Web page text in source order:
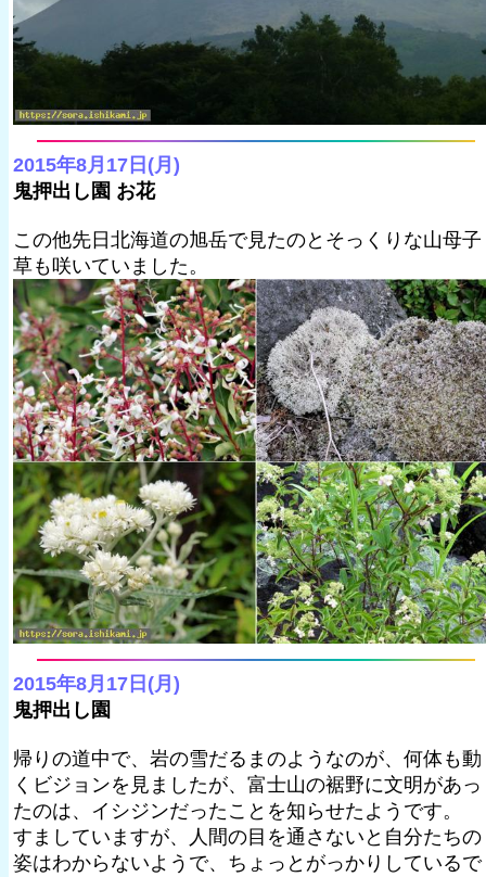
2015年8月17日(月)
鬼押出し園 お花
この他先日北海道の旭岳で見たのとそっくりな山母子
草も咲いていました。
2015年8月17日(月)
鬼押出し園
帰りの道中で、岩の雪だるまのようなのが、何体も動
くビジョンを見ましたが、富士山の裾野に文明があっ
たのは、イシジンだったことを知らせたようです。
すましていますが、人間の目を通さないと自分たちの
姿はわからないようで、ちょっとがっかりしているで